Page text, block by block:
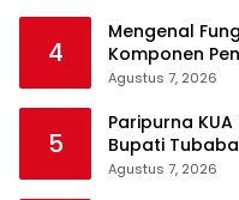
4
Mengenal
Komponen
Agustus 7, 2026
5
Paripurna KUA
Bupati
Daerah
Agustus 7, 2026